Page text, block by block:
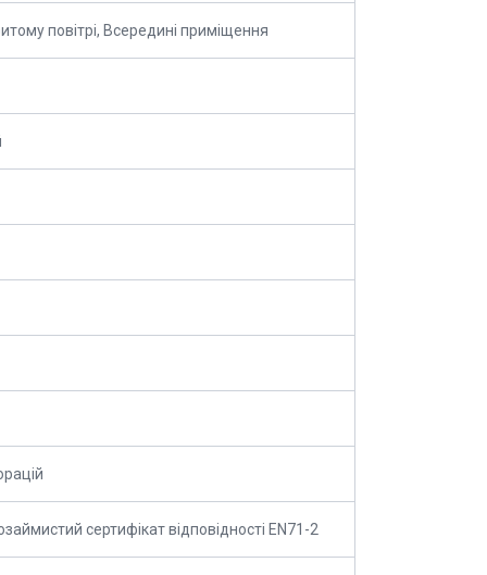
повітрі, Всередині приміщення
сертифікат відповідності EN71-2